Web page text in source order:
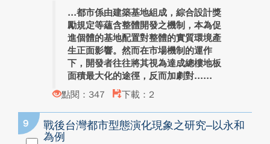
都市係由建築基地組成，綜合設計獎
勵規定等蘊含整體開發之機制，本為促
進個體的基地配置對整體的實質環境產
生正面影響。然而在市場機制的運作
下，開發者往往將其視為達成總樓地板
面積最大化的途徑，反而加劇對...
點閱：347
下載：2
9
戰後台灣都市型態演化現象之研究–以永和
為例